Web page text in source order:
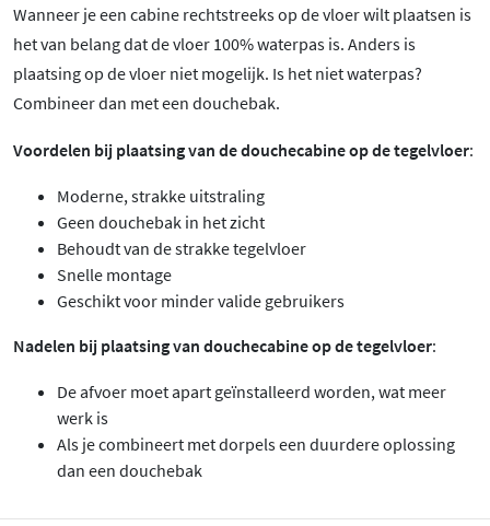
Wanneer je een cabine rechtstreeks op de vloer wilt plaatsen is
het van belang dat de vloer 100% waterpas is. Anders is
plaatsing op de vloer niet mogelijk. Is het niet waterpas?
Combineer dan met een douchebak.
Voordelen bij plaatsing van de douchecabine op de tegelvloer:
Moderne, strakke uitstraling
Geen douchebak in het zicht
Behoudt van de strakke tegelvloer
Snelle montage
Geschikt voor minder valide gebruikers
Nadelen bij plaatsing van douchecabine op de tegelvloer:
De afvoer moet apart geïnstalleerd worden, wat meer
werk is
Als je combineert met dorpels een duurdere oplossing
dan een douchebak